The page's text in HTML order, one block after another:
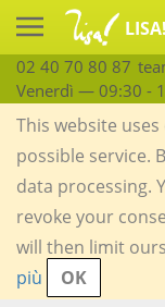
02 40 70 80 87
Venerdì — 09:30 -
This website
possible service.
data processing.
revoke your
will then limit
più
OK